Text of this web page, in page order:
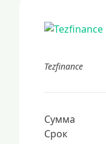
Tezfinance
Сумма
Срок